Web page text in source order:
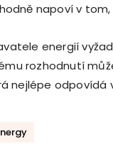
napoví v
energií
rozhodnutí
nejlépe odpovídá